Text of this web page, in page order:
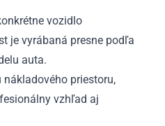
vozidlo
je vyrábaná presne podľa
auta.
priestoru,
vzhľad aj